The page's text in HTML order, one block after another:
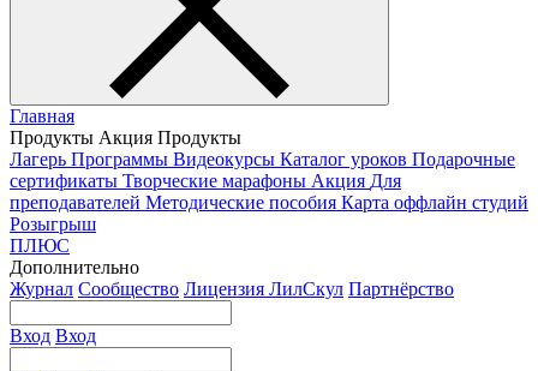
Главная
Продукты Акция Продукты
Лагерь Программы Видеокурсы Каталог уроков Подарочные
сертификаты Творческие марафоны Акция Для
преподавателей Методические пособия Карта оффлайн студий
Розыгрыш
ПЛЮС
Дополнительно
Журнал Сообщество Лицензия ЛилСкул Партнёрство
Вход Вход